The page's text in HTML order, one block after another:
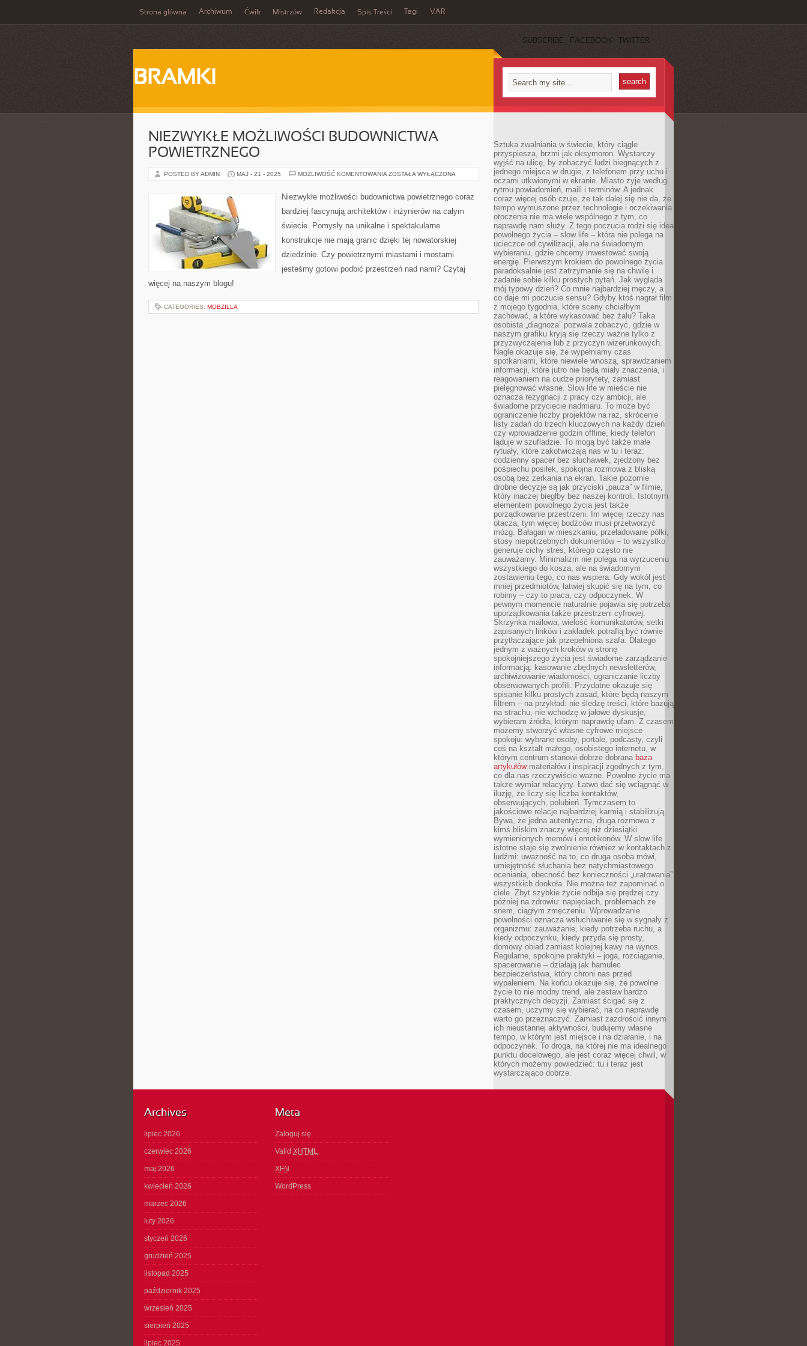
Strona główna Archiwum Ćwik Mistrzów Redakcja Spis Treści Tagi VAR
SUBSCRIBE FACEBOOK TWITTER
BRAMKI
NIEZWYKŁE MOŻLIWOŚCI BUDOWNICTWA
POWIETRZNEGO
POSTED BY ADMIN MAJ - 21 - 2025 MOŻLIWOŚĆ KOMENTOWANIA NIEZWYKŁE
POWIETRZNEGO
ZOSTAŁA WYŁĄCZONA
Niezwykłe możliwości budownictwa powietrznego coraz
bardziej fascynują architektów i inżynierów na całym
świecie. Pomysły na unikalne i spektakularne
konstrukcje nie mają granic dzięki tej nowatorskiej
dziedzinie. Czy powietrznymi miastami i mostami
jesteśmy gotowi podbić przestrzeń nad nami? Czytaj
więcej na naszym blogu!
CATEGORIES: MOBZILLA
Sztuka zwalniania w świecie, który ciągle
przyspiesza, brzmi jak oksymoron. Wystarczy
wyjść na ulicę, by zobaczyć ludzi biegnących z
jednego miejsca w drugie, z telefonem przy uchu i
oczami utkwionymi w ekranie. Miasto żyje według
rytmu powiadomień, maili i terminów. A jednak
coraz więcej osób czuje, że tak dalej się nie da, że
tempo wymuszone przez technologie i oczekiwania
otoczenia nie ma wiele wspólnego z tym, co
naprawdę nam służy. Z tego poczucia rodzi się idea
powolnego życia – slow life – która nie polega na
ucieczce od cywilizacji, ale na świadomym
wybieraniu, gdzie chcemy inwestować swoją
energię. Pierwszym krokiem do powolnego życia
paradoksalnie jest zatrzymanie się na chwilę i
zadanie sobie kilku prostych pytań. Jak wygląda
mój typowy dzień? Co mnie najbardziej męczy, a
co daje mi poczucie sensu? Gdyby ktoś nagrał film
z mojego tygodnia, które sceny chciałbym
zachować, a które wykasować bez żalu? Taka
osobista „diagnoza” pozwala zobaczyć, gdzie w
naszym grafiku kryją się rzeczy ważne tylko z
przyzwyczajenia lub z przyczyn wizerunkowych.
Nagle okazuje się, że wypełniamy czas
spotkaniami, które niewiele wnoszą, sprawdzaniem
informacji, które jutro nie będą miały znaczenia, i
reagowaniem na cudze priorytety, zamiast
pielęgnować własne. Slow life w mieście nie
oznacza rezygnacji z pracy czy ambicji, ale
świadome przycięcie nadmiaru. To może być
ograniczenie liczby projektów na raz, skrócenie
listy zadań do trzech kluczowych na każdy dzień
czy wprowadzenie godzin offline, kiedy telefon
ląduje w szufladzie. To mogą być także małe
rytuały, które zakotwiczają nas w tu i teraz:
codzienny spacer bez słuchawek, zjedzony bez
pośpiechu posiłek, spokojna rozmowa z bliską
osobą bez zerkania na ekran. Takie pozornie
drobne decyzje są jak przyciski „pauza” w filmie,
który inaczej biegłby bez naszej kontroli. Istotnym
elementem powolnego życia jest także
porządkowanie przestrzeni. Im więcej rzeczy nas
otacza, tym więcej bodźców musi przetworzyć
mózg. Bałagan w mieszkaniu, przeładowane półki,
stosy niepotrzebnych dokumentów – to wszystko
generuje cichy stres, którego często nie
zauważamy. Minimalizm nie polega na wyrzuceniu
wszystkiego do kosza, ale na świadomym
zostawieniu tego, co nas wspiera. Gdy wokół jest
mniej przedmiotów, łatwiej skupić się na tym, co
robimy – czy to praca, czy odpoczynek. W
pewnym momencie naturalnie pojawia się potrzeba
uporządkowania także przestrzeni cyfrowej.
Skrzynka mailowa, wielość komunikatorów, setki
zapisanych linków i zakładek potrafią być równie
przytłaczające jak przepełniona szafa. Dlatego
jednym z ważnych kroków w stronę
spokojniejszego życia jest świadome zarządzanie
informacją: kasowanie zbędnych newsletterów,
archiwizowanie wiadomości, ograniczanie liczby
obserwowanych profili. Przydatne okazuje się
spisanie kilku prostych zasad, które będą naszym
filtrem – na przykład: nie śledzę treści, które bazują
na strachu, nie wchodzę w jałowe dyskusje,
wybieram źródła, którym naprawdę ufam. Z czasem
możemy stworzyć własne cyfrowe miejsce
spokoju: wybrane osoby, portale, podcasty, czyli
coś na kształt małego, osobistego internetu, w
którym centrum stanowi dobrze dobrana baza
artykułówmateriałów i inspiracji zgodnych z tym,
co dla nas rzeczywiście ważne. Powolne życie ma
także wymiar relacyjny. Łatwo dać się wciągnąć w
iluzję, że liczy się liczba kontaktów,
obserwujących, polubień. Tymczasem to
jakościowe relacje najbardziej karmią i stabilizują.
Bywa, że jedna autentyczna, długa rozmowa z
kimś bliskim znaczy więcej niż dziesiątki
wymienionych memów i emotikonów. W slow life
istotne staje się zwolnienie również w kontaktach z
ludźmi: uważność na to, co druga osoba mówi,
umiejętność słuchania bez natychmiastowego
oceniania, obecność bez konieczności „uratowania”
wszystkich dookoła. Nie można też zapominać o
ciele. Zbyt szybkie życie odbija się prędzej czy
później na zdrowiu: napięciach, problemach ze
snem, ciągłym zmęczeniu. Wprowadzanie
powolności oznacza wsłuchiwanie się w sygnały z
organizmu: zauważanie, kiedy potrzeba ruchu, a
kiedy odpoczynku, kiedy przyda się prosty,
domowy obiad zamiast kolejnej kawy na wynos.
Regularne, spokojne praktyki – joga, rozciąganie,
spacerowanie – działają jak hamulec
bezpieczeństwa, który chroni nas przed
wypaleniem. Na końcu okazuje się, że powolne
życie to nie modny trend, ale zestaw bardzo
praktycznych decyzji. Zamiast ścigać się z
czasem, uczymy się wybierać, na co naprawdę
warto go przeznaczyć. Zamiast zazdrościć innym
ich nieustannej aktywności, budujemy własne
tempo, w którym jest miejsce i na działanie, i na
odpoczynek. To droga, na której nie ma idealnego
punktu docelowego, ale jest coraz więcej chwil, w
których możemy powiedzieć: tu i teraz jest
wystarczająco dobrze.
Archives
lipiec 2026
czerwiec 2026
maj 2026
kwiecień 2026
marzec 2026
luty 2026
styczeń 2026
grudzień 2025
listopad 2025
październik 2025
wrzesień 2025
sierpień 2025
lipiec 2025
Meta
Zaloguj się
Valid XHTML
XFN
WordPress